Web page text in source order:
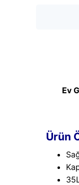
Ev
Ürün